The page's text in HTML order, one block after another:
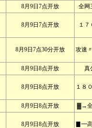
8月9日7点开放 全网
8月9日7点开放 １
8月9日7点30分开放 攻速
8月9日8点开放 真
8月9日8点开放 １８
8月9日8点开放 ▓→
8月9日8点开放 ▊━